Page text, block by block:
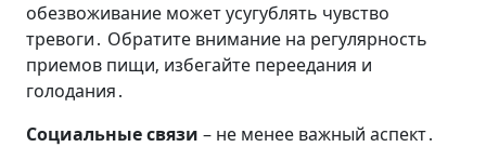
обезвоживание может усугублять чувство
тревоги․ Обратите внимание на регулярность
приемов пищи‚ избегайте переедания и
голодания․
Социальные связи – не менее важный аспект․